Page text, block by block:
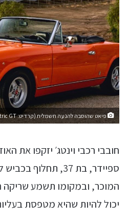
פיאט שהוסבה להנעה חשמלית (קרדיט: Electric GT)
ספיידר, בת 37,
המוכר, ובמקומו תשמע שריקה
יכול להיות שהיא מטפסת